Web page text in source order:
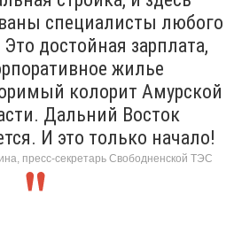
специалисты любого
достойная зарплата,
жилье
колорит Амурской
Дальний Восток
И это только начало!
пресс-секретарь Свободненской ТЭС